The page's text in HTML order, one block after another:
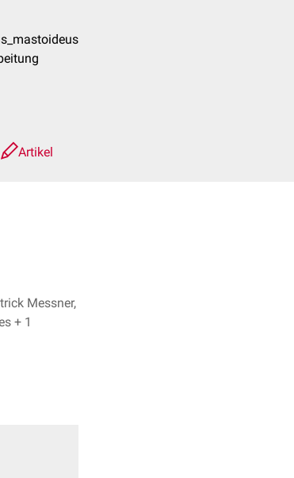
Artikel
Messner,
Dr. Frank Antwerpes + 1